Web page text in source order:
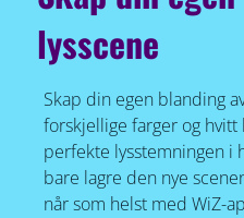
lysscene
Skap din egen blanding
forskjellige farger og hvitt
perfekte lysstemningen i
bare lagre den nye
når som helst med WiZ-